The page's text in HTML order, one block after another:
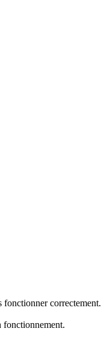
fonctionner correctement.
fonctionnement.